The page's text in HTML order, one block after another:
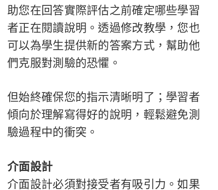
助您在回答實際評估之前確定哪些學習
者正在閱讀說明。透過修改教學，您也
可以為學生提供新的答案方式，幫助他
們克服對測驗的恐懼。
但始終確保您的指示清晰明了；學習者
傾向於理解寫得好的說明，輕鬆避免測
驗過程中的衝突。
介面設計
介面設計必須對接受者有吸引力。如果